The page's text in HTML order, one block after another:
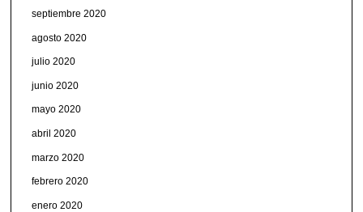
septiembre 2020
agosto 2020
julio 2020
junio 2020
mayo 2020
abril 2020
marzo 2020
febrero 2020
enero 2020